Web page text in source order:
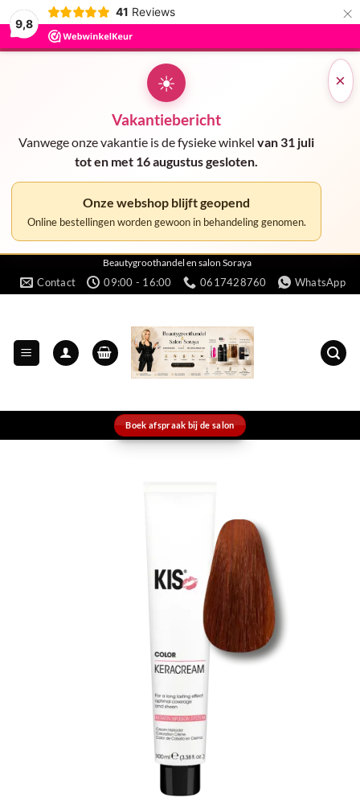
9,8
41 Reviews ×
×
☀
Vakantiebericht
Vanwege onze vakantie is de fysieke winkel van 31 juli
tot en met 16 augustus gesloten.
Onze webshop blijft geopend
Online bestellingen worden gewoon in behandeling genomen.
naar
Beautygroothandel en salon Soraya
Contact 09:00 - 16:00 0617428760 WhatsApp
Boek afspraak bij de salon